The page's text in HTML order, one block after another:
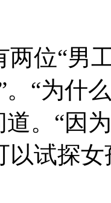
位“男
。“为什
道。“因
以试探